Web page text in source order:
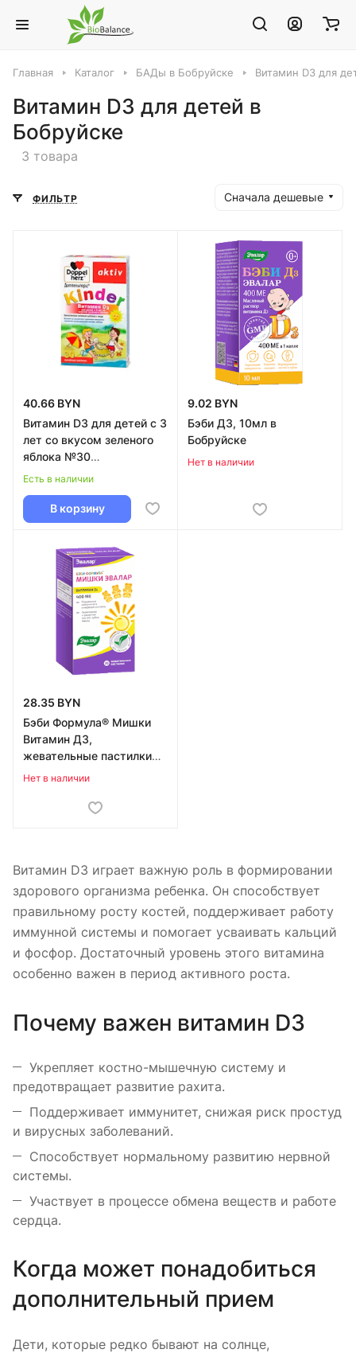
Главная Каталог БАДы в Бобруйске Витамин D3 для
Витамин D3 для детей в
Бобруйске
3 товара
ФИЛЬТР Сначала дешевые
40.66 BYN
Витамин D3 для детей с 3
лет со вкусом зеленого
яблока №30
Доппельгерц® Kinder в
Есть в наличии
В корзину
9.02 BYN
Бэби Д3, 10мл в
Бобруйске
Нет в наличии
28.35 BYN
Бэби Формула® Мишки
Витамин Д3,
жевательные пастилки
№30 по 2,5 г в Бобруйске
Нет в наличии
Витамин D3 играет важную роль в формировании
здорового организма ребенка. Он способствует
правильному росту костей, поддерживает работу
иммунной системы и помогает усваивать кальций
и фосфор. Достаточный уровень этого витамина
особенно важен в период активного роста.
Почему важен витамин D3
Укрепляет костно-мышечную систему и
предотвращает развитие рахита.
Поддерживает иммунитет, снижая риск простуд
и вирусных заболеваний.
Способствует нормальному развитию нервной
системы.
Участвует в процессе обмена веществ и работе
сердца.
Когда может понадобиться
дополнительный прием
Дети, которые редко бывают на солнце,